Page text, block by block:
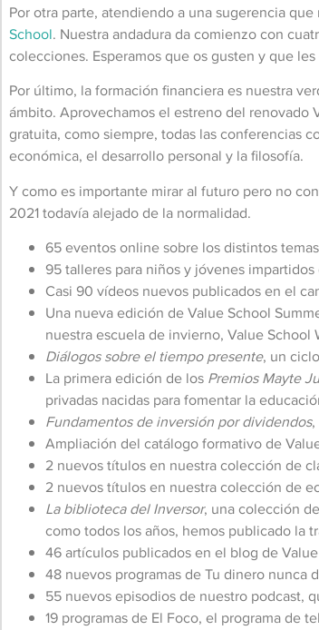
Por otra parte, atendiendo a una sugerencia
School. Nuestra andadura da comienzo con
colecciones. Esperamos que os gusten y que
Por último, la formación financiera es nuestra
ámbito. Aprovechamos el estreno del renovado
gratuita, como siempre, todas las conferencias
económica, el desarrollo personal y la filosofía.
Y como es importante mirar al futuro pero no
2021 todavía alejado de la normalidad.
65 eventos online sobre los distintos
95 talleres para niños y jóvenes
Casi 90 vídeos nuevos publicados en el
Una nueva edición de Value School
nuestra escuela de invierno, Value School
Diálogos sobre el tiempo presente, un
La primera edición de los Premios Mayte
privadas nacidas para fomentar la
Fundamentos de inversión por dividendos,
Ampliación del catálogo formativo de
2 nuevos títulos en nuestra colección de
2 nuevos títulos en nuestra colección de
La biblioteca del Inversor, una colección
como todos los años, hemos publicado la
46 artículos publicados en el blog de
48 nuevos programas de Tu dinero nunca
55 nuevos episodios de nuestro podcast,
19 programas de El Foco, el programa de